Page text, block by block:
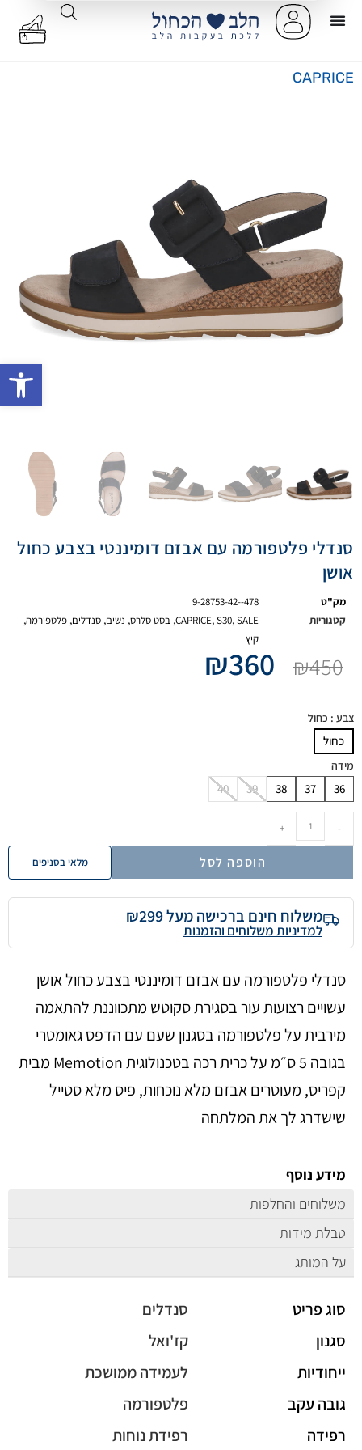
CAPRICE
סנדלי פלטפורמה עם אבזם דומיננטי בצבע כחול
אושן
מק"ט
9-28753-42--478
קטגוריות
CAPRICE,S30,SALE
, בסט סלרס, נשים, סנדלים, פלטפורמה,
קיץ
₪450
₪360
צבע : כחול
כחול
מידה
36
37
38
39
40
-
+
הוספה לסל מלאי בסניפים
משלוח חינם ברכישה מעל ₪299
למדיניות משלוחים והזמנות
סנדלי פלטפורמה עם אבזם דומיננטי בצבע כחול אושן
עשויים רצועות עור בסגירת סקוטש מתכווננת להתאמה
מירבית על פלטפורמה בסגנון שעם עם הדפס גאומטרי
בגובה 5 ס״מ על כרית רכה בטכנולוגית Memotion מבית
קפריס, מעוטרים אבזם מלא נוכחות, פיס מלא סטייל
שישדרג לך את המלתחה
מידע נוסף
משלוחים והחלפות
טבלת מידות
על המותג
סוג פריט
סנדלים
סגנון
קז'ואל
ייחודיות
לעמידה ממושכת
גובה עקב
פלטפורמה
רפידה
רפידת נוחות